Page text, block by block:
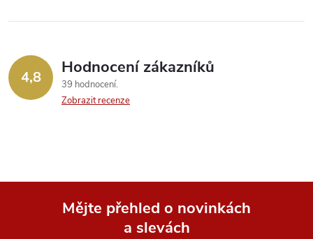
l
d
a
p
4,8 Hodnocení zákazníků
39 hodnocení
Zobrazit recenze
Mějte přehled o novinkách
a slevách